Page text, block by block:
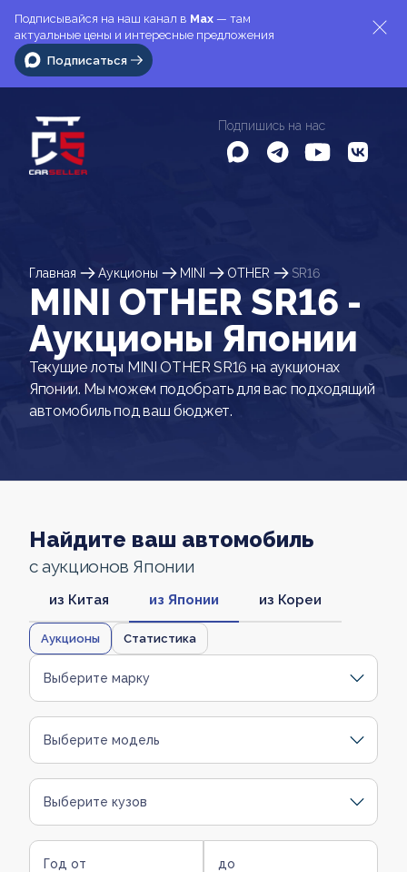
Подписывайся на наш канал в Max — там
актуальные цены и интересные предложения
Подписаться
Подпишись на нас
Главная Аукционы MINI OTHER SR16
MINI OTHER SR16 -
Аукционы Японии
Текущие лоты MINI OTHER SR16 на аукционах
Японии. Мы можем подобрать для вас подходящий
автомобиль под ваш бюджет.
Найдите ваш автомобиль
с аукционов Японии
из Китая из Японии из Кореи
Аукционы Статистика
Выберите марку
Выберите модель
Выберите кузов
Год от до